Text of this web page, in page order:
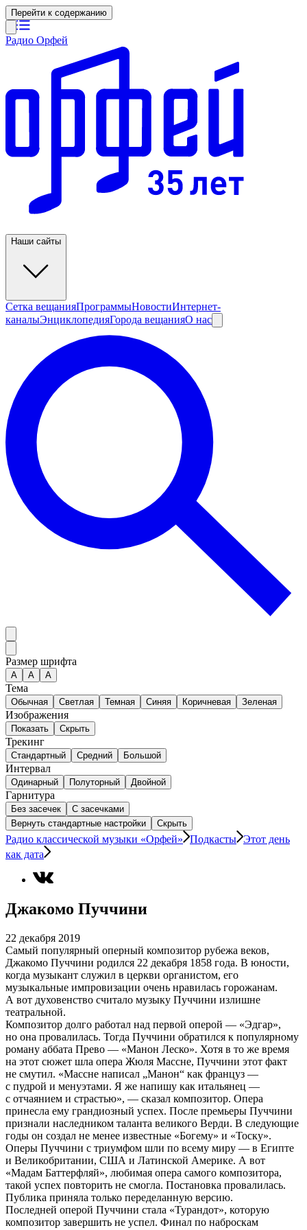
Перейти к содержанию
Радио Орфей
Наши сайты
Сетка вещанияПрограммыНовостиИнтернет-
каналыЭнциклопедияГорода вещанияО нас
Размер шрифта
А A A
Тема
Обычная Светлая Темная Синяя Коричневая Зеленая
Изображения
Показать Скрыть
Трекинг
Стандартный Средний Большой
Интервал
Одинарный Полуторный Двойной
Гарнитура
Без засечек
С засечками
Вернуть стандартные настройки
Скрыть
Радио классической музыки «Орфей» Подкасты Этот день
как дата
Джакомо Пуччини
22 декабря 2019
Самый популярный оперный композитор рубежа веков,
Джакомо Пуччини родился 22 декабря 1858 года. В юности,
когда музыкант служил в церкви органистом, его
музыкальные импровизации очень нравилась горожанам.
А вот духовенство считало музыку Пуччини излишне
театральной.
Композитор долго работал над первой оперой — «Эдгар»,
но она провалилась. Тогда Пуччини обратился к популярному
роману аббата Прево — «Манон Леско». Хотя в то же время
на этот сюжет шла опера Жюля Массне, Пуччини этот факт
не смутил. «Массне написал „Манон“ как француз —
с пудрой и менуэтами. Я же напишу как итальянец —
с отчаянием и страстью», — сказал композитор. Опера
принесла ему грандиозный успех. После премьеры Пуччини
признали наследником таланта великого Верди. В следующие
годы он создал не менее известные «Богему» и «Тоску».
Оперы Пуччини с триумфом шли по всему миру — в Египте
и Великобритании, США и Латинской Америке. А вот
«Мадам Баттерфляй», любимая опера самого композитора,
такой успех повторить не смогла. Постановка провалилась.
Публика приняла только переделанную версию.
Последней оперой Пуччини стала «Турандот», которую
композитор завершить не успел. Финал по наброскам